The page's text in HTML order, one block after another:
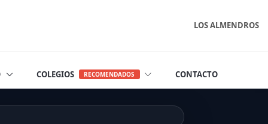
LOS ALMENDROS
COLEGIOS RECOMENDADOS CONTACTO